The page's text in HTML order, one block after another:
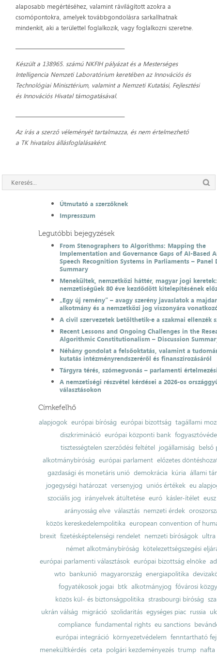
alaposabb megértéséhez, valamint rávilágított azokra a
csomópontokra, amelyek továbbgondolásra sarkallhatnak
mindenkit, aki a területtel foglalkozik, vagy foglalkozni szeretne.
Készülta 138965. számú NKFIH pályázat és a Mesterséges
Intelligencia Nemzeti Laboratórium keretében az Innovációs és
Technológiai Minisztérium, valamint a Nemzeti Kutatási, Fejlesztési
és Innovációs Hivatal támogatásával.
Az írás a szerző véleményét tartalmazza, és nem értelmezhető
a TK hivatalos állásfoglalásaként.
Útmutató a szerzőknek
Impresszum
Legutóbbi bejegyzések
From Stenographers to Algorithms: Mapping the
Implementation and Governance Gaps of AI-Based
Speech Recognition Systems in Parliaments – Panel
Summary
Menekültek, nemzetközi háttér, magyar jogi
nemzetiségűek 80 éve kezdődött kitelepítésének
„Egy új remény” – avagy szerény javaslatok a
alkotmány és a nemzetközi jog viszonyára
A civil szervezetek betölthetik-e a szakmai ellenzék
Recent Lessons and Ongoing Challenges in the
Algorithmic Constitutionalism – Discussion
Néhány gondolat a felsőoktatás, valamint a
kutatás intézményrendszeréről és finanszírozásáról
Tárgyra térés, szómegvonás – parlamenti
A nemzetiségi részvétel kérdései a 2026-os
választásokon
Címkefelhő
alapjogok európai bíróság európai bizottság tagállami
diszkrimináció európai központi bank
tisztességtelen szerződési feltétel jogállamiság belső
alkotmánybíróság európai parlament előzetes
gazdasági és monetáris unió demokrácia kúria állami
jogegységi határozat versenyjog uniós értékek eu
szociális jog irányelvek átültetése euró kásler-ítélet
arányosság elve választás nemzeti érdek
közös kereskedelempolitika european convention of
brexit fizetésképtelenségi rendelet nemzeti bíróságok ultra
német alkotmánybíróság kötelezettségszegési
európai parlamenti választások európai bizottság elnöke
wto bankunió magyarország energiapolitika
fogyatékosok jogai btk alkotmányjog fővárosi
közös kül- és biztonságpolitika strasbourgi bíróság
ukrán válság migráció szolidaritás egységes piac russia
compliance fundamental rights eu sanctions
európai integráció környezetvédelem fenntartható
menekültkérdés ceta polgári kezdeményezés trump nafta